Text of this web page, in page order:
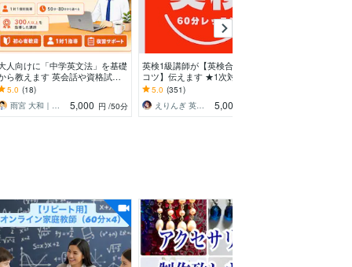
人向けに「中学英文法」を基礎
ら教えます 英会話や資格試験
TOEIC・英検）の基礎力を身に
つけます！
5.0 (18)
雨宮 大和｜英語の家庭教師／個別指導
5,000 円 /50分
英検1級講師が【英検合格対策の
コツ】伝えます ★1次対策！CBT
対策！2次面接対策！学習相談も
可能です★
5.0 (351)
えりんぎ 英語カウンセラー
5,000